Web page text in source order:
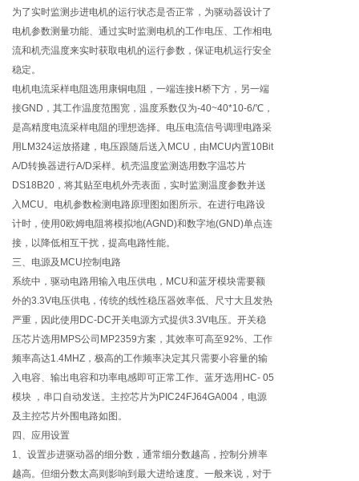
为了实时监测步进电机的运行状态是否正常，为驱动器设计了
电机参数测量功能、通过实时监测电机的工作电压、工作相电
流和机壳温度来实时获取电机的运行参数，保证电机运行安全
稳定。
电机电流采样电阻选用康铜电阻，一端连接H桥下方，另一端
接GND，其工作温度范围宽，温度系数仅为-40~40*10-6/℃，
是高精度电流采样电阻的理想选择。电压电流信号调理电路采
用LM324运放搭建，电压跟随后送入MCU，由MCU内置10Bit
A/D转换器进行A/D采样。机壳温度监测选用数字温芯片
DS18B20，将其贴至电机外壳表面，实时监测温度参数并送
入MCU。电机参数检测电路原理图如图所示。在进行电路设
计时，使用0欧姆电阻将模拟地(AGND)和数字地(GND)单点连
接，以降低相互干扰，提高电路性能。
三、电源及MCU控制电路
系统中，驱动电路用输入电压供电，MCU和蓝牙模块需要额
外的3.3V电压供电，传统的线性稳压器效率低、尺寸大且发热
严重，因此使用DC-DC开关电源方式提供3.3V电压。开关稳
压芯片选用MPS公司MP2359方案，其效率可高至92%、工作
频率高达1.4MHZ，极高的工作频率决定其只需要小容量的输
入电容、输出电容和功率电感即可正常工作。蓝牙选用HC- 05
模块 ，串口自动发送。主控芯片为PIC24FJ64GA004，电源
及主控芯片外围电路如图。
四、应用设置
1、设置步进驱动器的细分数，通常细分数越高，控制分辨率
越高。但细分数太高则影响到最大进给速度。一般来说，对于